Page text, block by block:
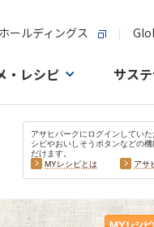
ールディングス
・レシピ サス
アサヒパークにログインしてい
シピやおいしそうボタンなどの
だけます。
MYレシピとは
アサ